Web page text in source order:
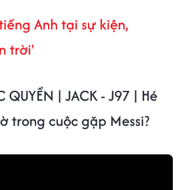
Anh tại sự kiện,
trời'
| JACK - J97 | Hé
trong cuộc gặp Messi?